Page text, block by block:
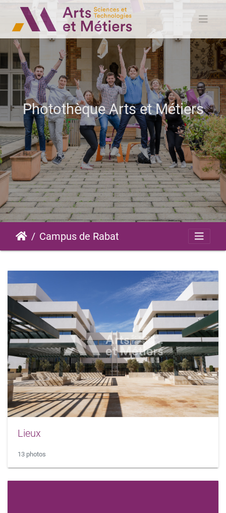
Photothèque Arts et Métiers
Campus de Rabat
Lieux
13 photos